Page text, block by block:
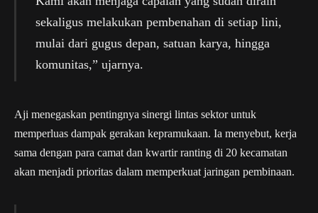
sekaligus melakukan pembenahan di setiap lini,
mulai dari gugus depan, satuan karya, hingga
komunitas,” ujarnya.
Aji menegaskan pentingnya sinergi lintas sektor untuk
memperluas dampak gerakan kepramukaan. Ia menyebut, kerja
sama dengan para camat dan kwartir ranting di 20 kecamatan
akan menjadi prioritas dalam memperkuat jaringan pembinaan.